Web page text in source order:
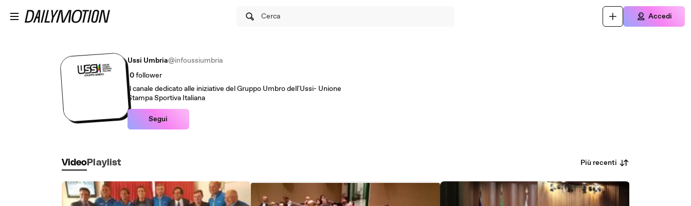
Cerca Accedi
Ussi Umbria@infoussiumbria
0follower
Il canale dedicato alle iniziative del Gruppo Umbro dell'Ussi- Unione
Stampa Sportiva Italiana
Segui
Video Playlist Più recenti